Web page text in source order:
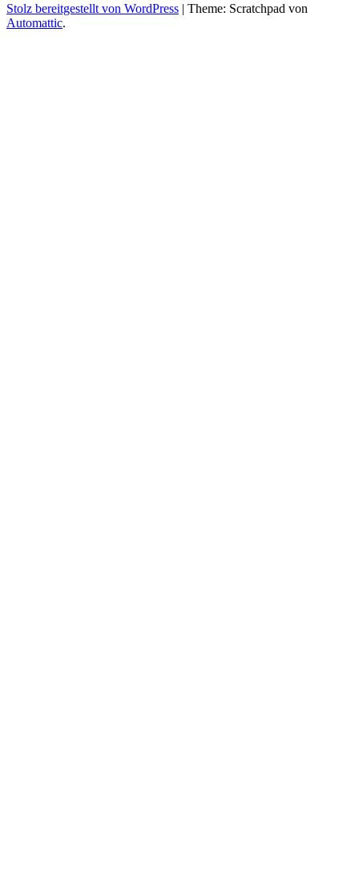
Stolz bereitgestellt von WordPress | Theme: Scratchpad von
Automattic.